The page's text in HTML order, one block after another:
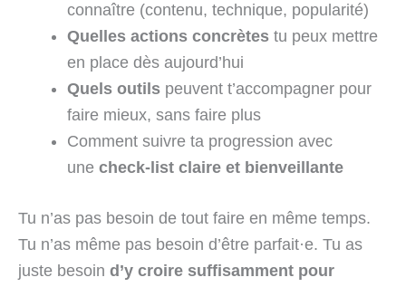
connaître (contenu, technique, popularité)
Quelles actions concrètes tu peux mettre
en place dès aujourd’hui
Quels outils peuvent t’accompagner pour
faire mieux, sans faire plus
Comment suivre ta progression avec
une check-list claire et bienveillante
Tu n’as pas besoin de tout faire en même temps.
Tu n’as même pas besoin d’être parfait·e. Tu as
juste besoin d’y croire suffisamment pour